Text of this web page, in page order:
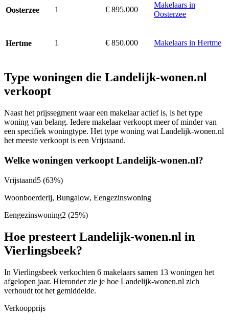
Oosterzee 1 € 895.000
Makelaars in
Oosterzee
Hertme 1 € 850.000 Makelaars in Hertme
Type woningen die Landelijk-wonen.nl
verkoopt
Naast het prijssegment waar een makelaar actief is, is het type
woning van belang. Iedere makelaar verkoopt meer of minder van
een specifiek woningtype. Het type woning wat Landelijk-wonen.nl
het meeste verkoopt is een Vrijstaand.
Welke woningen verkoopt Landelijk-wonen.nl?
Vrijstaand5 (63%)
Woonboerderij, Bungalow, Eengezinswoning
Eengezinswoning2 (25%)
Hoe presteert Landelijk-wonen.nl in
Vierlingsbeek?
In Vierlingsbeek verkochten 6 makelaars samen 13 woningen het
afgelopen jaar. Hieronder zie je hoe Landelijk-wonen.nl zich
verhoudt tot het gemiddelde.
Verkoopprijs